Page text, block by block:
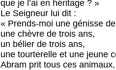
que je l’ai en héritage ? »
Le Seigneur lui dit :
« Prends-moi une génisse
une chèvre de trois ans,
un bélier de trois ans,
une tourterelle et une jeune
Abram prit tous ces animaux,